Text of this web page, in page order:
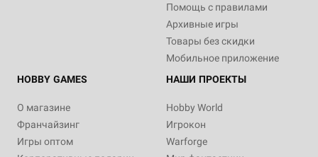
Помощь с правилами
Архивные игры
Товары без скидки
Мобильное приложение
HOBBY GAMES
О магазине
Франчайзинг
Игры оптом
НАШИ ПРОЕКТЫ
Hobby World
Игрокон
Warforge